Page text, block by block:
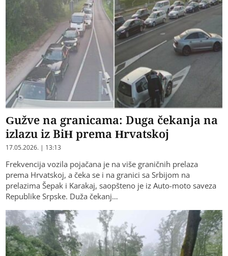
Gužve na granicama: Duga čekanja na
izlazu iz BiH prema Hrvatskoj
17.05.2026. | 13:13
Frekvencija vozila pojačana je na više graničnih prelaza
prema Hrvatskoj, a čeka se i na granici sa Srbijom na
prelazima Šepak i Karakaj, saopšteno je iz Auto-moto saveza
Republike Srpske. Duža čekanj…